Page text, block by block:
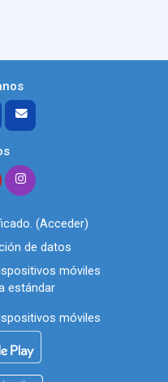
(Acceder)
de datos
móviles
estándar
móviles